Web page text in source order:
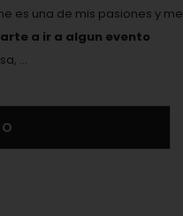
es una de mis pasiones y me
a ir a algun evento
...